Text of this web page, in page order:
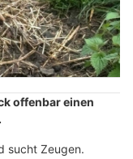
offenbar einen
sucht Zeugen.